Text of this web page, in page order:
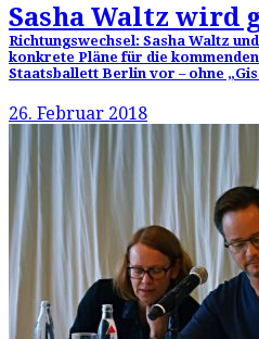
Sasha Waltz wird
Richtungswechsel: Sasha Waltz
konkrete Pläne für die
Staatsballett Berlin vor – ohne
26. Februar 2018